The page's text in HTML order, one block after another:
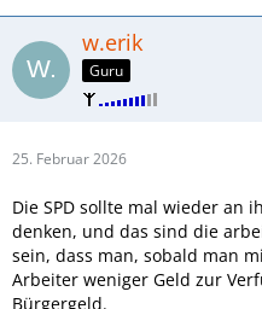
w.erik
Guru
25. Februar 2026
Die SPD sollte mal wieder an
denken, und das sind die
sein, dass man, sobald man
Arbeiter weniger Geld zur
Bürgergeld.